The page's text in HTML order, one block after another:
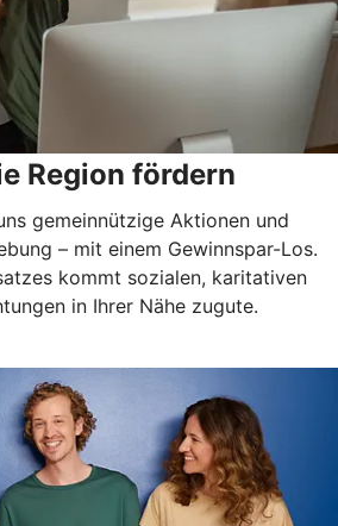
Region fördern
gemeinnützige Aktionen und
– mit einem Gewinnspar-Los.
kommt sozialen, karitativen
in Ihrer Nähe zugute.